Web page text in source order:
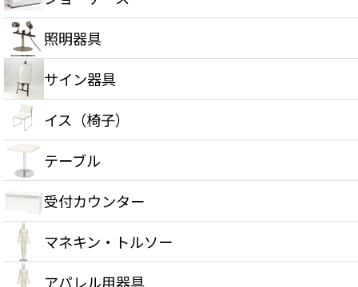
照明器具
サイン器具
イス（椅子）
テーブル
受付カウンター
マネキン・トルソー
アパレル用器具